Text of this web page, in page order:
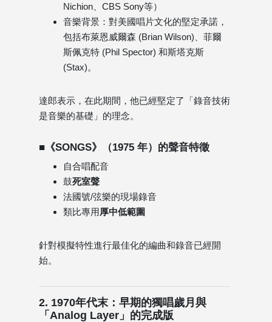
Nichion、CBS Sony等）
音樂背景：對美國唱片文化的堅定承諾，
包括布萊恩威爾森 (Brian Wilson)、菲爾
斯佩克特 (Phil Spector) 和斯塔克斯
(Stax)。
達郎表示，在此期間，他已經堅定了「錄音技術
是音樂的基礎」的理念。
■《SONGS》（1975 年）的聲音特徵
自合唱配音
鼓死室聲
法國號​​/弦樂的現場錄音
類比專用厚中低範圍
針對模擬特性進行最佳化的編曲和錄音已經開
始。
2. 1970年代末：早期的獨唱歲月與
「Analog Layer」的完成版